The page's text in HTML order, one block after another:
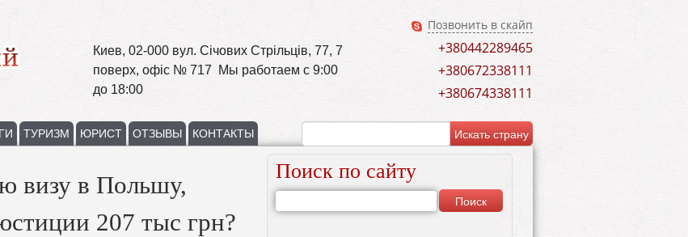
Киев, 02-000 вул. Січових Стрільців, 77, 7
поверх, офіс № 717 Мы работаем с 9:00
до 18:00
Позвонить в скайп
+380442289465
+380672338111
+380674338111
ТУРИЗМ ЮРИСТ ОТЗЫВЫ КОНТАКТЫ
визу в Польшу,
207 тыс грн?
Поиск по сайту